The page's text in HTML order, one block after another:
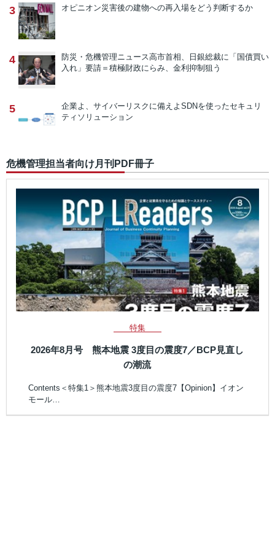
3 オピニオン災害後の建物への再入場をどう判断するか
4 防災・危機管理ニュース高市首相、日銀総裁に「国債買い
入れ」要請＝積極財政にらみ、金利抑制狙う
5 企業よ、サイバーリスクに備えよ SDNを使ったセキュリ
ティソリューション
危機管理担当者向け月刊PDF冊子
特集
2026年8月号 熊本地震 3度目の震度7／BCP見直し
の潮流
Contents＜特集1＞熊本地震3度目の震度7【Opinion】イオン
モール…